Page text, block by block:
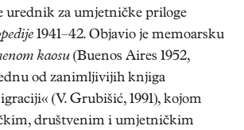
urednik za umjetničke priloge
1941–42. Objavio je memoarsku
kaosu (Buenos Aires 1952,
od zanimljivijih knjiga
(V. Grubišić, 1991), kojom
društvenim i umjetničkim